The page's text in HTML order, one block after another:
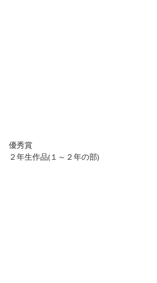
優秀賞
２年生作品(１～２年の部)